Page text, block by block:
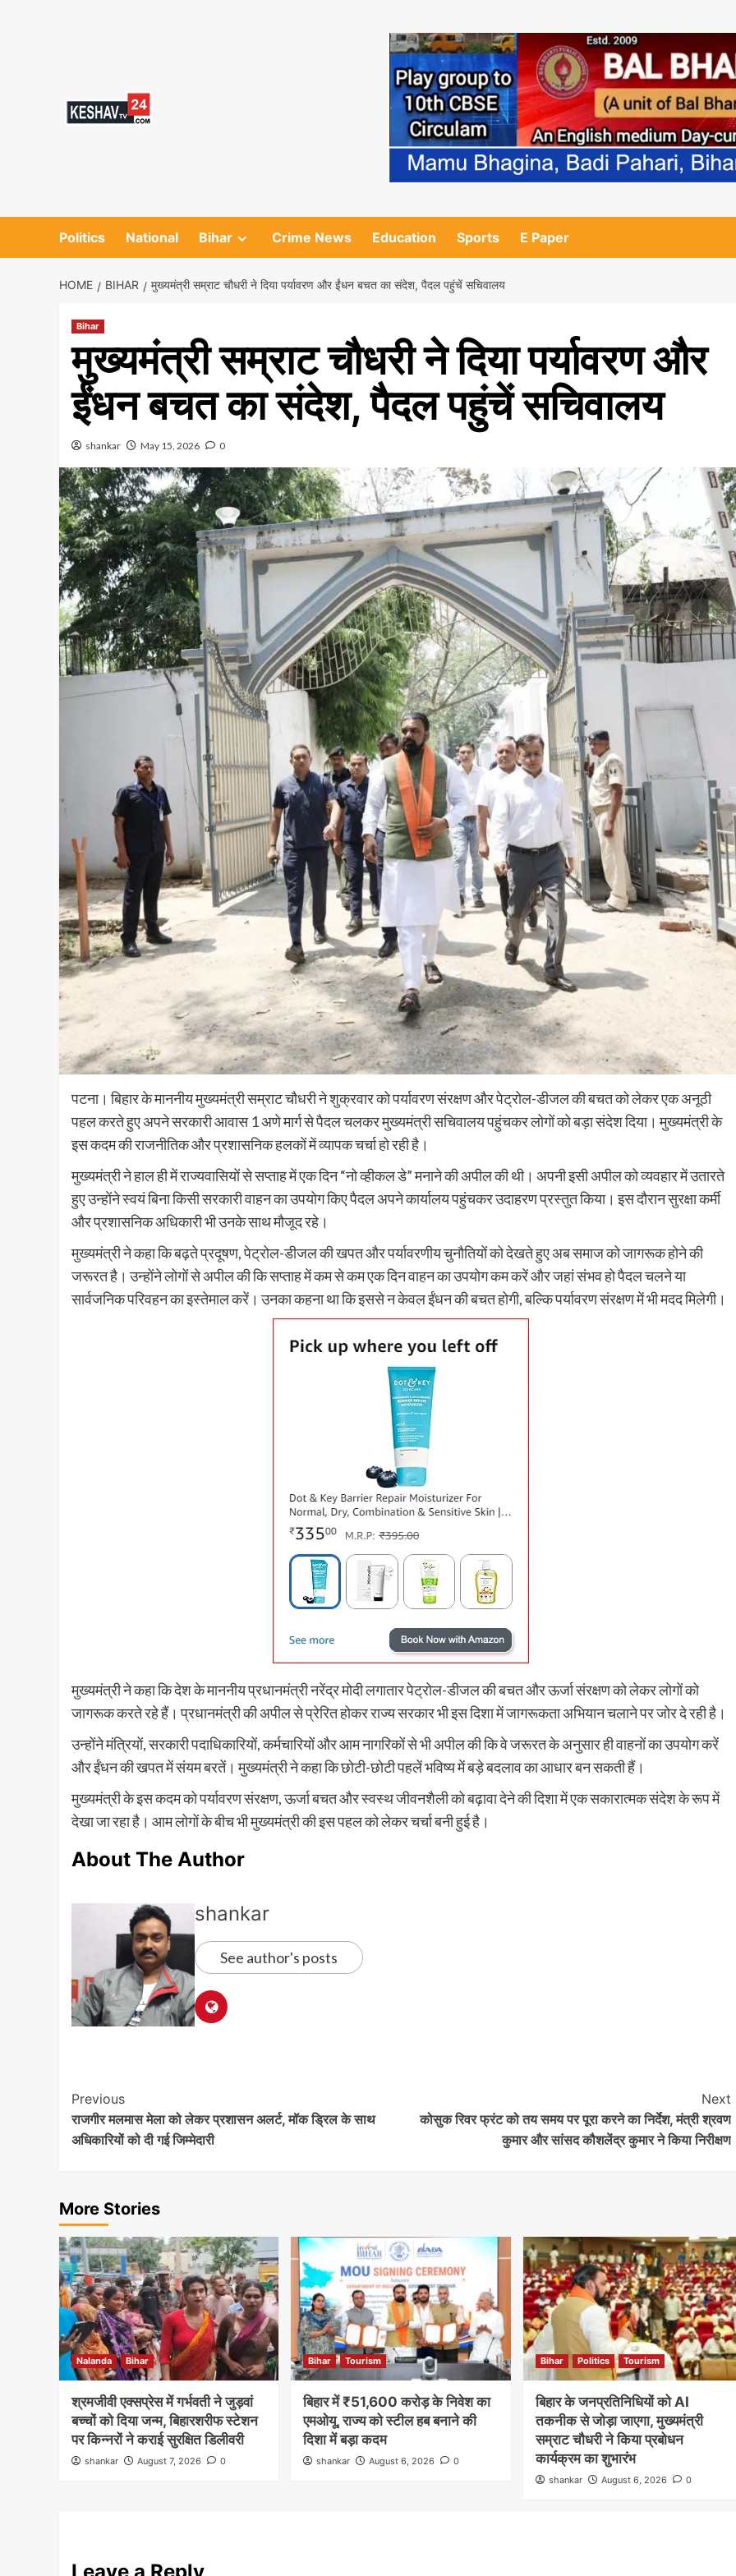
Politics National Bihar Crime News Education Sports E Paper
HOME BIHAR मुख्यमंत्री सम्राट चौधरी ने दिया पर्यावरण और ईंधन बचत का संदेश, पैदल पहुंचें सचिवालय
Bihar
मुख्यमंत्री सम्राट चौधरी ने दिया पर्यावरण और
ईंधन बचत का संदेश, पैदल पहुंचें सचिवालय
shankar May 15, 2026 0
पटना। बिहार के माननीय मुख्यमंत्री सम्राट चौधरी ने शुक्रवार को पर्यावरण संरक्षण और पेट्रोल-डीजल की बचत को लेकर एक अनूठी
पहल करते हुए अपने सरकारी आवास 1 अणे मार्ग से पैदल चलकर मुख्यमंत्री सचिवालय पहुंचकर लोगों को बड़ा संदेश दिया। मुख्यमंत्री के
इस कदम की राजनीतिक और प्रशासनिक हलकों में व्यापक चर्चा हो रही है।
मुख्यमंत्री ने हाल ही में राज्यवासियों से सप्ताह में एक दिन “नो व्हीकल डे” मनाने की अपील की थी। अपनी इसी अपील को व्यवहार में उतारते
हुए उन्होंने स्वयं बिना किसी सरकारी वाहन का उपयोग किए पैदल अपने कार्यालय पहुंचकर उदाहरण प्रस्तुत किया। इस दौरान सुरक्षा कर्मी
और प्रशासनिक अधिकारी भी उनके साथ मौजूद रहे।
मुख्यमंत्री ने कहा कि बढ़ते प्रदूषण, पेट्रोल-डीजल की खपत और पर्यावरणीय चुनौतियों को देखते हुए अब समाज को जागरूक होने की
जरूरत है। उन्होंने लोगों से अपील की कि सप्ताह में कम से कम एक दिन वाहन का उपयोग कम करें और जहां संभव हो पैदल चलने या
सार्वजनिक परिवहन का इस्तेमाल करें। उनका कहना था कि इससे न केवल ईंधन की बचत होगी, बल्कि पर्यावरण संरक्षण में भी मदद मिलेगी।
मुख्यमंत्री ने कहा कि देश के माननीय प्रधानमंत्री नरेंद्र मोदी लगातार पेट्रोल-डीजल की बचत और ऊर्जा संरक्षण को लेकर लोगों को
जागरूक करते रहे हैं। प्रधानमंत्री की अपील से प्रेरित होकर राज्य सरकार भी इस दिशा में जागरूकता अभियान चलाने पर जोर दे रही है।
उन्होंने मंत्रियों, सरकारी पदाधिकारियों, कर्मचारियों और आम नागरिकों से भी अपील की कि वे जरूरत के अनुसार ही वाहनों का उपयोग करें
और ईंधन की खपत में संयम बरतें। मुख्यमंत्री ने कहा कि छोटी-छोटी पहलें भविष्य में बड़े बदलाव का आधार बन सकती हैं।
मुख्यमंत्री के इस कदम को पर्यावरण संरक्षण, ऊर्जा बचत और स्वस्थ जीवनशैली को बढ़ावा देने की दिशा में एक सकारात्मक संदेश के रूप में
देखा जा रहा है। आम लोगों के बीच भी मुख्यमंत्री की इस पहल को लेकर चर्चा बनी हुई है।
About The Author
shankar
See author's posts
Post
Navigation
Previous
राजगीर मलमास मेला को लेकर प्रशासन अलर्ट, मॉक ड्रिल के साथ
अधिकारियों को दी गई जिम्मेदारी
Next
कोसुक रिवर फ्रंट को तय समय पर पूरा करने का निर्देश, मंत्री श्रवण
कुमार और सांसद कौशलेंद्र कुमार ने किया निरीक्षण
More Stories
Nalanda Bihar
श्रमजीवी एक्सप्रेस में गर्भवती ने जुड़वां
बच्चों को दिया जन्म, बिहारशरीफ स्टेशन
पर किन्नरों ने कराई सुरक्षित डिलीवरी
shankar August 7, 2026 0
Bihar Tourism
बिहार में ₹51,600 करोड़ के निवेश का
एमओयू, राज्य को स्टील हब बनाने की
दिशा में बड़ा कदम
shankar August 6, 2026 0
Bihar Politics Tourism
बिहार के जनप्रतिनिधियों को AI
तकनीक से जोड़ा जाएगा, मुख्यमंत्री
सम्राट चौधरी ने किया प्रबोधन
कार्यक्रम का शुभारंभ
shankar August 6, 2026 0
Nalanda Crime News
पिचासा मोड़ पर तेज रफ्तार ट्रक ने स्कूटी सवार को
रौंदा, हाथ में गंभीर चोट; चालक हिरासत में, ट्रक जब्त
shankar
लोगों ने घायल को अस्पताल पहुंचाया, पुलिस जांच में जुटी रहुई - भागन